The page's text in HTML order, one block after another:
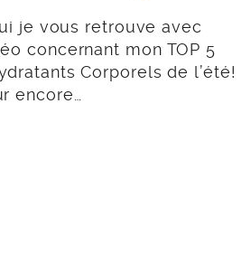
je vous retrouve avec
concernant mon TOP 5
Corporels de l’été!
encore…